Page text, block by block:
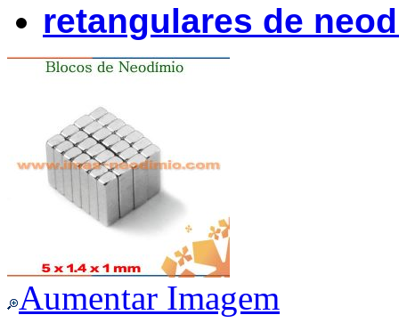
retangulares de
Aumentar Imagem